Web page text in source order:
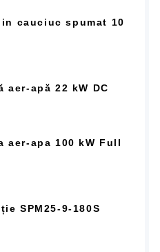
cauciuc spumat 10
aer-apă 22 kW DC
aer-apa 100 kW Full
SPM25-9-180S